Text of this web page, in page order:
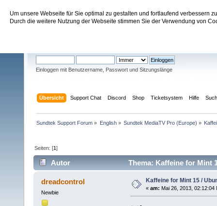
Um unsere Webseite für Sie optimal zu gestalten und fortlaufend verbessern
Durch die weitere Nutzung der Webseite stimmen Sie der Verwendung von
Sundtek Support Forum
Einloggen mit Benutzername, Passwort und Sitzungslänge
Übersicht Support Chat Discord Shop Ticketsystem Hilfe
Sundtek Support Forum » English» Sundtek MediaTV Pro (Europe) »
Seiten: [1]
Autor Thema: Kaffeine for Mint
dreadcontrol
Newbie
Kaffeine for Mint 15 /
« am: Mai 26, 2013, 02:12:04